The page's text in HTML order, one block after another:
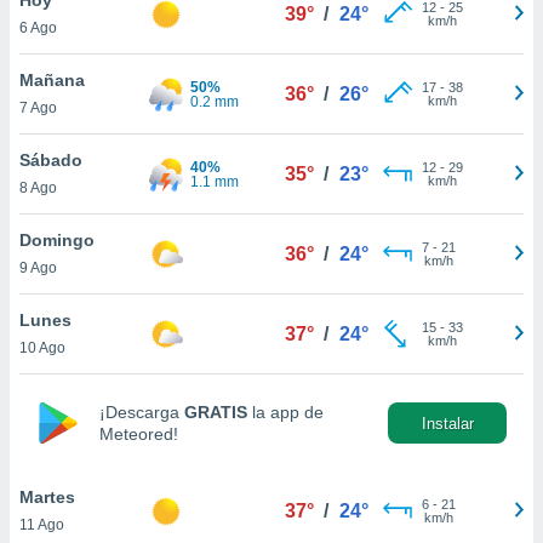
en
más
nuestra
de
aceptar
de
6 Ago
39° / 24° 12- 25
km/h
Mañana
7 Ago
50%
0.2 mm
36° / 26° 17- 38
km/h
Sábado
8 Ago
40%
1.1 mm
35° / 23° 12- 29
km/h
Domingo
9 Ago
36° / 24° 7- 21
km/h
Lunes
10 Ago
37° / 24° 15- 33
km/h
¡Descarga GRATIS la app de
Meteored!
Instalar
Martes
11 Ago
37° / 24° 6- 21
km/h